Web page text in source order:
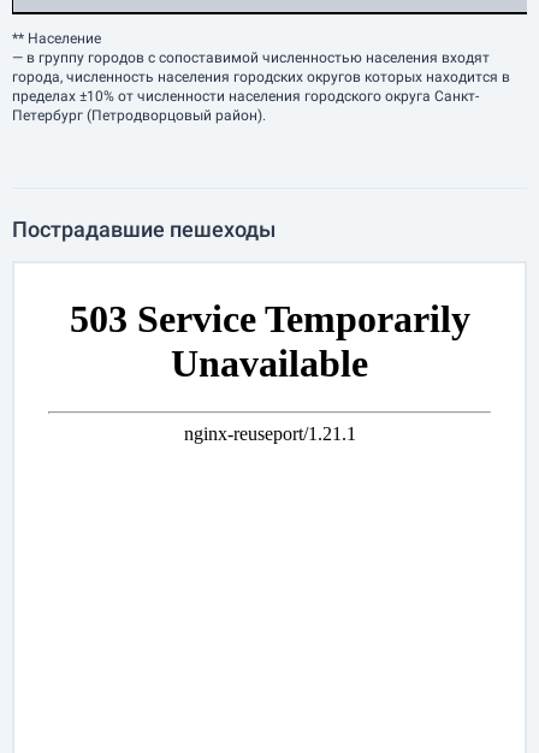
** Население
— в группу городов с сопоставимой численностью населения входят
города, численность населения городских округов которых находится в
пределах ±10% от численности населения городского округа Санкт-
Петербург (Петродворцовый район).
Пострадавшие пешеходы